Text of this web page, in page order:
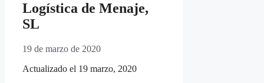
Logística de Menaje,
SL
19 de marzo de 2020
Actualizado el 19 marzo, 2020